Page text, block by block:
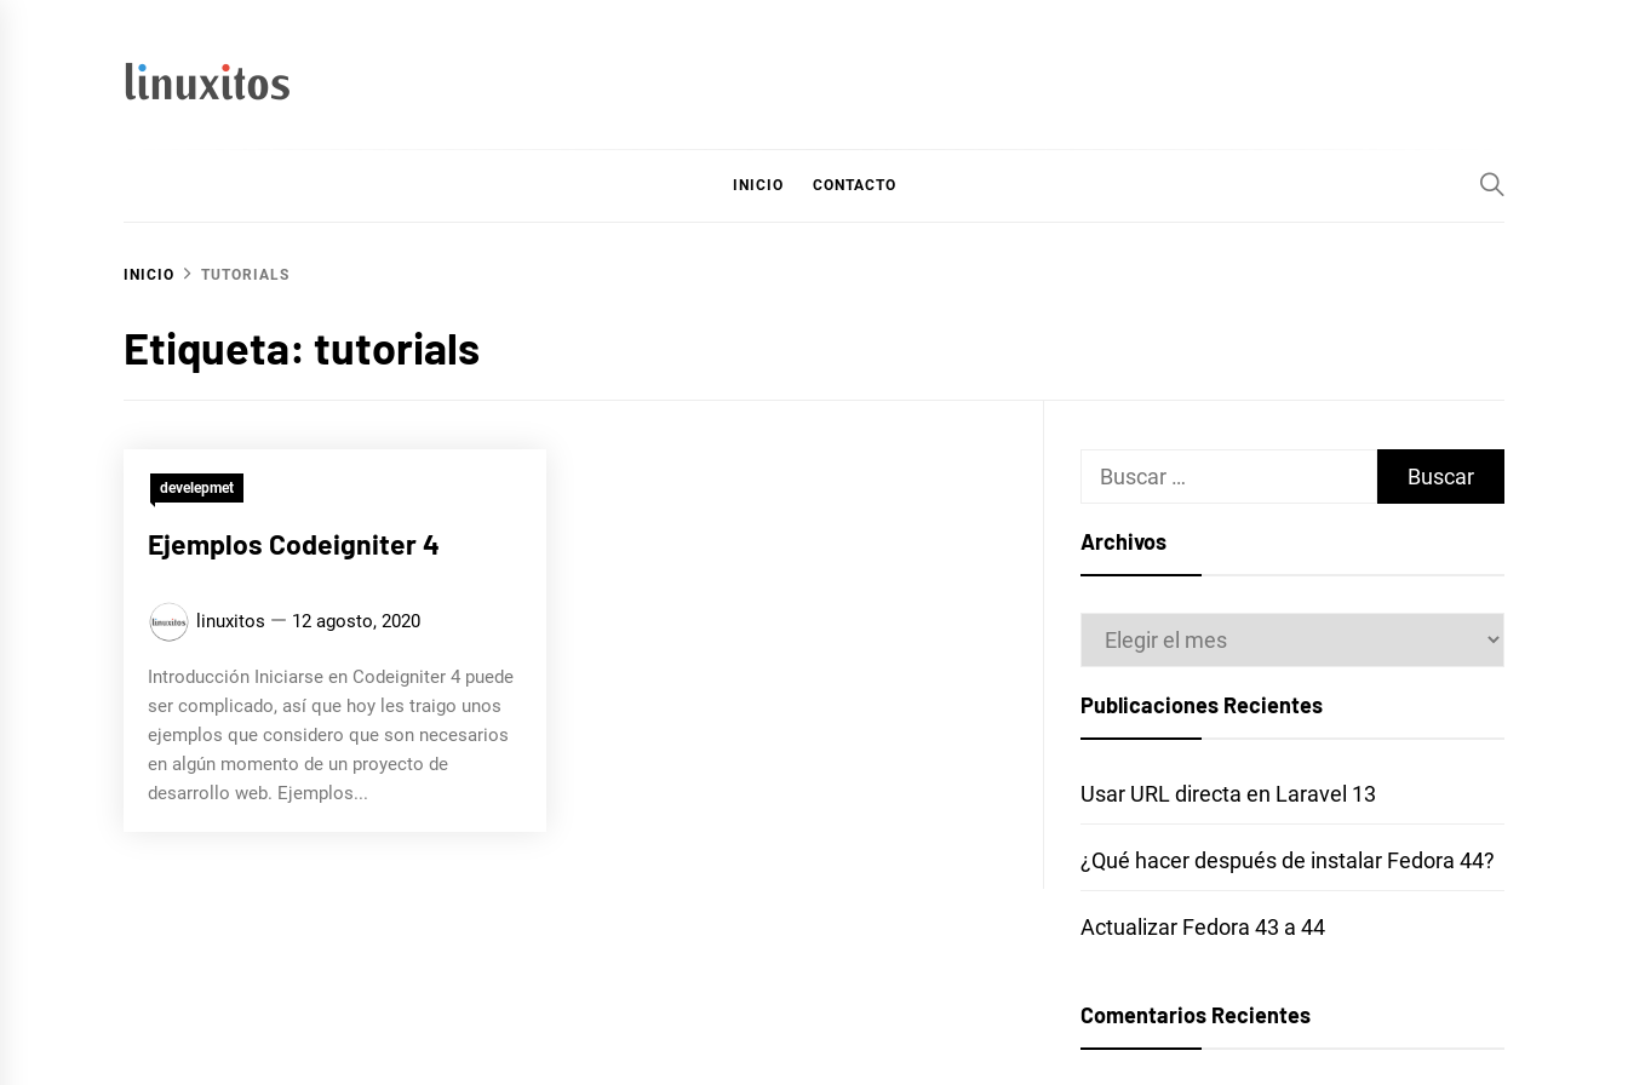
INICIO CONTACTO
INICIO TUTORIALS
Etiqueta: tutorials
develepmet
Ejemplos Codeigniter 4
linuxitos 12 agosto, 2020
Introducción Iniciarse en Codeigniter 4 puede
ser complicado, así que hoy les traigo unos
ejemplos que considero que son necesarios
en algún momento de un proyecto de
desarrollo web. Ejemplos...
Buscar:
Archivos
Archivos
Publicaciones Recientes
Usar URL directa en Laravel 13
¿Qué hacer después de instalar Fedora 44?
Actualizar Fedora 43 a 44
Comentarios Recientes